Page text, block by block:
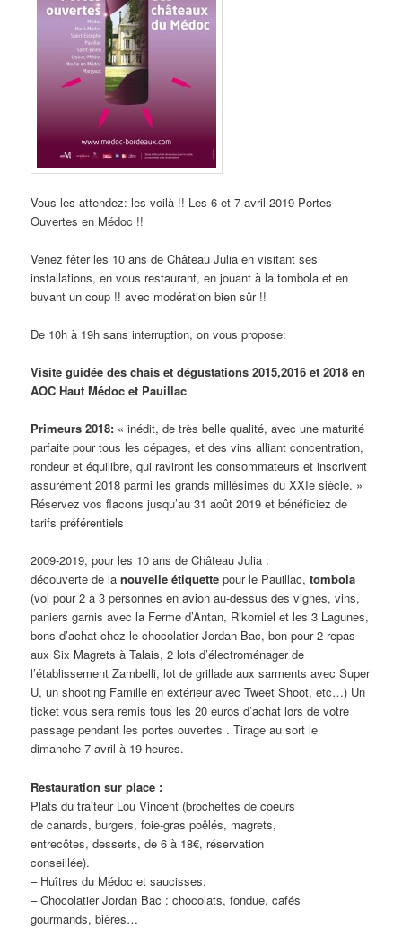
Vous les attendez: les voilà !! Les 6 et 7 avril 2019 Portes
Ouvertes en Médoc !!
Venez fêter les 10 ans de Château Julia en visitant ses
installations, en vous restaurant, en jouant à la tombola et en
buvant un coup !! avec modération bien sûr !!
De 10h à 19h sans interruption, on vous propose:
Visite guidée des chais et dégustations 2015,2016 et 2018 en
AOC Haut Médoc et Pauillac
Primeurs 2018: « inédit, de très belle qualité, avec une maturité
parfaite pour tous les cépages, et des vins alliant concentration,
rondeur et équilibre, qui raviront les consommateurs et inscrivent
assurément 2018 parmi les grands millésimes du XXIe siècle. »
Réservez vos flacons jusqu’au 31 août 2019 et bénéficiez de
tarifs préférentiels
2009-2019, pour les 10 ans de Château Julia :
découverte de lanouvelle étiquettepour le Pauillac,tombola
(vol pour 2 à 3 personnes en avion au-dessus des vignes, vins,
paniers garnis avec la Ferme d’Antan, Rikomiel et les 3 Lagunes,
bons d’achat chez le chocolatier Jordan Bac, bon pour 2 repas
aux Six Magrets à Talais, 2 lots d’électroménager de
l’établissement Zambelli, lot de grillade aux sarments avec Super
U, un shooting Famille en extérieur avec Tweet Shoot, etc…) Un
ticket vous sera remis tous les 20 euros d’achat lors de votre
passage pendant les portes ouvertes . Tirage au sort le
dimanche 7 avril à 19 heures.
Restauration sur place :
Plats du traiteur Lou Vincent (brochettes de coeurs
de canards, burgers, foie-gras poêlés, magrets,
entrecôtes, desserts, de 6 à 18€, réservation
conseillée).
– Huîtres du Médoc et saucisses.
– Chocolatier Jordan Bac : chocolats, fondue, cafés
gourmands, bières…